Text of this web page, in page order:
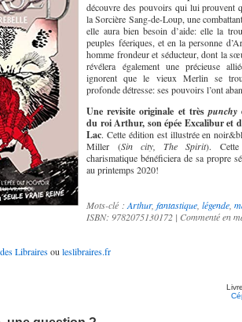
découvre des pouvoirs qui lui prouvent
la Sorcière Sang-de-Loup, une
elle aura bien besoin d’aide: elle la
peuples féeriques, et en la personne
homme frondeur et séducteur, dont la
révélera également une précieuse
ignorent que le vieux Merlin se
profonde détresse: ses pouvoirs l’ont
Une revisite originale et trèspunchy
du roi Arthur, son épée Excalibur et
Lac. Cette édition est illustrée en
Miller (Sin city, The Spirit). Cette
charismatique bénéficiera de sa propre
au printemps 2020!
Mots-clé :Arthur,fantastique ,légende ,
ISBN: 9782075130172 | Commenté en
Librairesou leslibraires.fr